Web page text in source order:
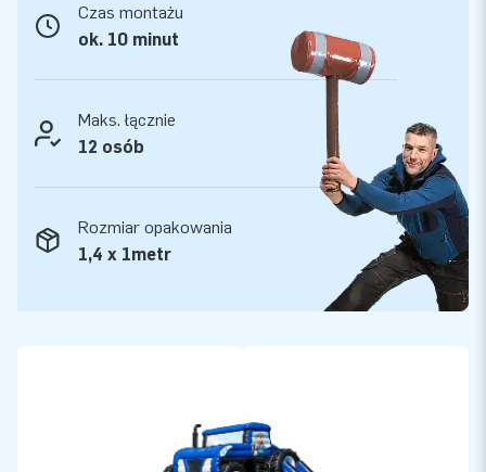
Czas montażu
ok. 10 minut
Maks. łącznie
12 osób
Rozmiar opakowania
1,4 x 1metr